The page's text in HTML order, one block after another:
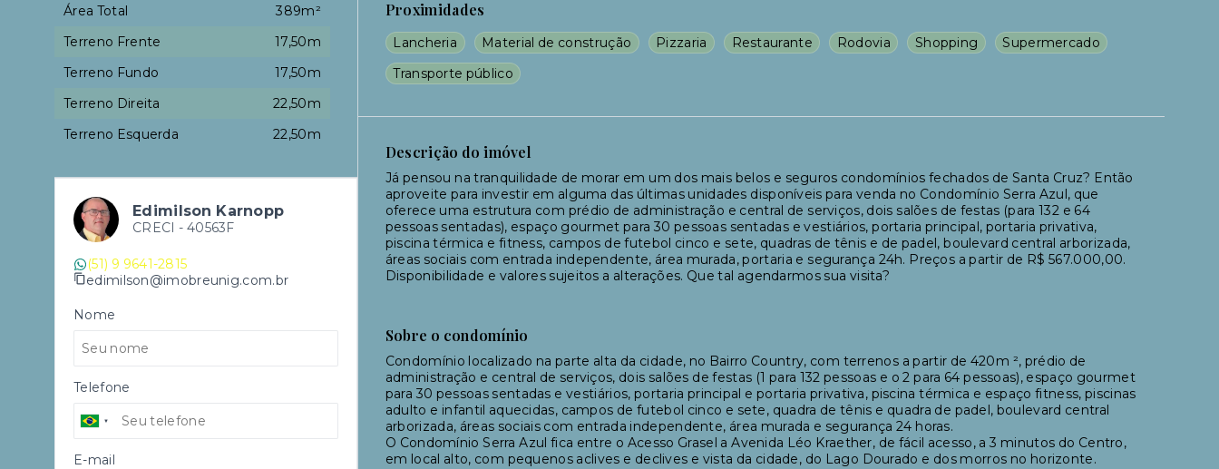
Proximidades
Lancheria Material de construção Pizzaria Restaurante Rodovia Shopping
Supermercado
Transporte público
Descrição do imóvel
Já pensou na tranquilidade de morar em um dos mais belos e seguros condomínios fechados de Santa Cruz? Então
aproveite para investir em alguma das últimas unidades disponíveis para venda no Condomínio Serra Azul, que
oferece uma estrutura com prédio de administração e central de serviços, dois salões de festas (para 132 e 64
pessoas sentadas), espaço gourmet para 30 pessoas sentadas e vestiários, portaria principal, portaria privativa,
piscina térmica e fitness, campos de futebol cinco e sete, quadras de tênis e de padel, boulevard central arborizada,
áreas sociais com entrada independente, área murada, portaria e segurança 24h. Preços a partir de R$ 567.000,00.
Disponibilidade e valores sujeitos a alterações. Que tal agendarmos sua visita?
Sobre o condomínio
Condomínio localizado na parte alta da cidade, no Bairro Country, com terrenos a partir de 420m ², prédio de
administração e central de serviços, dois salões de festas (1 para 132 pessoas e o 2 para 64 pessoas), espaço gourmet
para 30 pessoas sentadas e vestiários, portaria principal e portaria privativa, piscina térmica e espaço fitness, piscinas
adulto e infantil aquecidas, campos de futebol cinco e sete, quadra de tênis e quadra de padel, boulevard central
arborizada, áreas sociais com entrada independente, área murada e segurança 24 horas.
O Condomínio Serra Azul fica entre o Acesso Grasel a Avenida Léo Kraether, de fácil acesso, a 3 minutos do Centro,
em local alto, com pequenos aclives e declives e vista da cidade, do Lago Dourado e dos morros no horizonte.
Área Total
389m²
Terreno Frente
17,50m
Terreno Fundo
17,50m
Terreno Direita
22,50m
Terreno Esquerda
22,50m
Edimilson Karnopp
CRECI - 40563F
(51) 9 9641-2815
edimilson@imobreunig.com.br
Nome
Telefone
E-mail